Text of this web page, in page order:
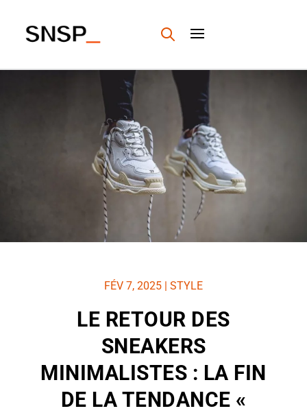
LE RETOUR DES
SNEAKERS
MINIMALISTES : LA FIN
DE LA TENDANCE «
FÉV 7, 2025 STYLE